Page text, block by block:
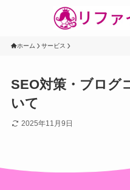
ホーム サービス
SEO対策・ブログ
いて
2025年11月9日